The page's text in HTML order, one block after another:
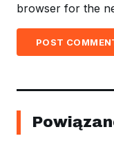
browser for the
POST